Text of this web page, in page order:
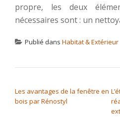
propre, les deux
nécessaires sont : un
Publié dans Habitat & Extérieur
Les avantages de la fenêtre en
bois par Rénostyl